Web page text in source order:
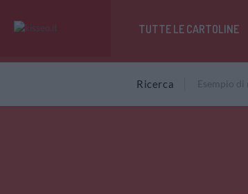
TUTTE LE CARTOLINE
Ricerca